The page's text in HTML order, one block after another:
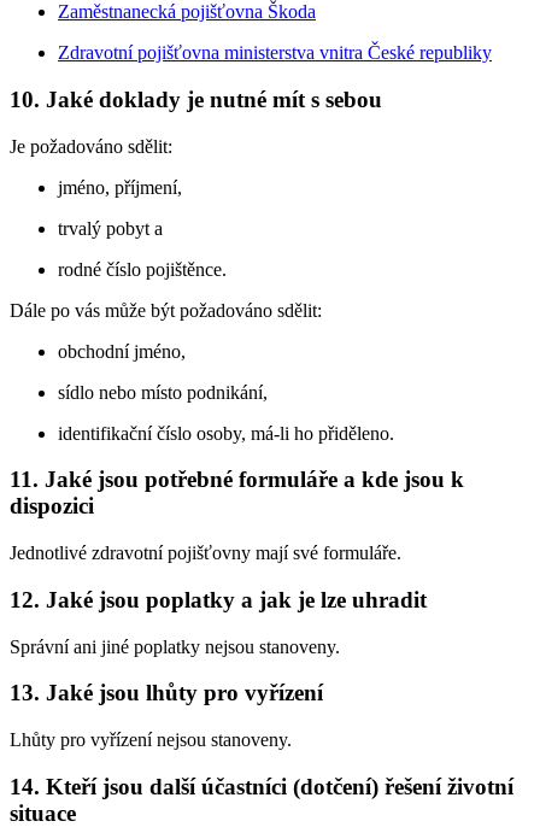
Zaměstnanecká pojišťovna Škoda
Zdravotní pojišťovna ministerstva vnitra České republiky
10. Jaké doklady je nutné mít s sebou
Je požadováno sdělit:
jméno, příjmení,
trvalý pobyt a
rodné číslo pojištěnce.
Dále po vás může být požadováno sdělit:
obchodní jméno,
sídlo nebo místo podnikání,
identifikační číslo osoby, má-li ho přiděleno.
11. Jaké jsou potřebné formuláře a kde jsou k
dispozici
Jednotlivé zdravotní pojišťovny mají své formuláře.
12. Jaké jsou poplatky a jak je lze uhradit
Správní ani jiné poplatky nejsou stanoveny.
13. Jaké jsou lhůty pro vyřízení
Lhůty pro vyřízení nejsou stanoveny.
14. Kteří jsou další účastníci (dotčení) řešení životní
situace